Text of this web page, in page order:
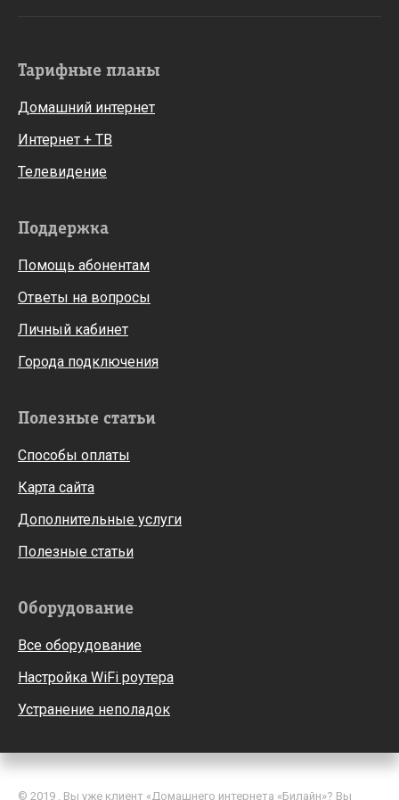
Тарифные планы
Домашний интернет
Интернет + ТВ
Телевидение
Поддержка
Помощь абонентам
Ответы на вопросы
Личный кабинет
Города подключения
Полезные статьи
Способы оплаты
Карта сайта
Дополнительные услуги
Полезные статьи
Оборудование
Все оборудование
Настройка WiFi роутера
Устранение неполадок
© 2019 . Вы уже клиент «Домашнего интернета «Билайн»? Вы